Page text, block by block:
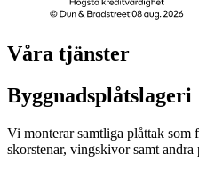
Våra tjänster
Byggnadsplåtslageri
Vi monterar samtliga plåttak som
skorstenar, vingskivor samt